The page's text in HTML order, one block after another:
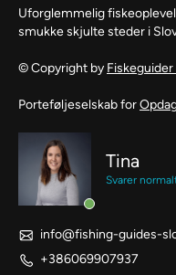
Uforglemmelig
smukke skjulte steder i
© Copyright by
Porteføljeselskab for
Tina
Svarer
info@fishing-guides-
+386069907937